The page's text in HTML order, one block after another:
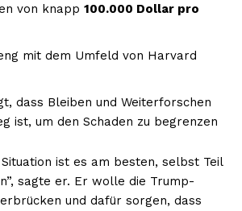
von knapp 100.000 Dollar pro
mit dem Umfeld von Harvard
dass Bleiben und Weiterforschen
ist, um den Schaden zu begrenzen
ist es am besten, selbst Teil
sagte er. Er wolle die Trump-
und dafür sorgen, dass